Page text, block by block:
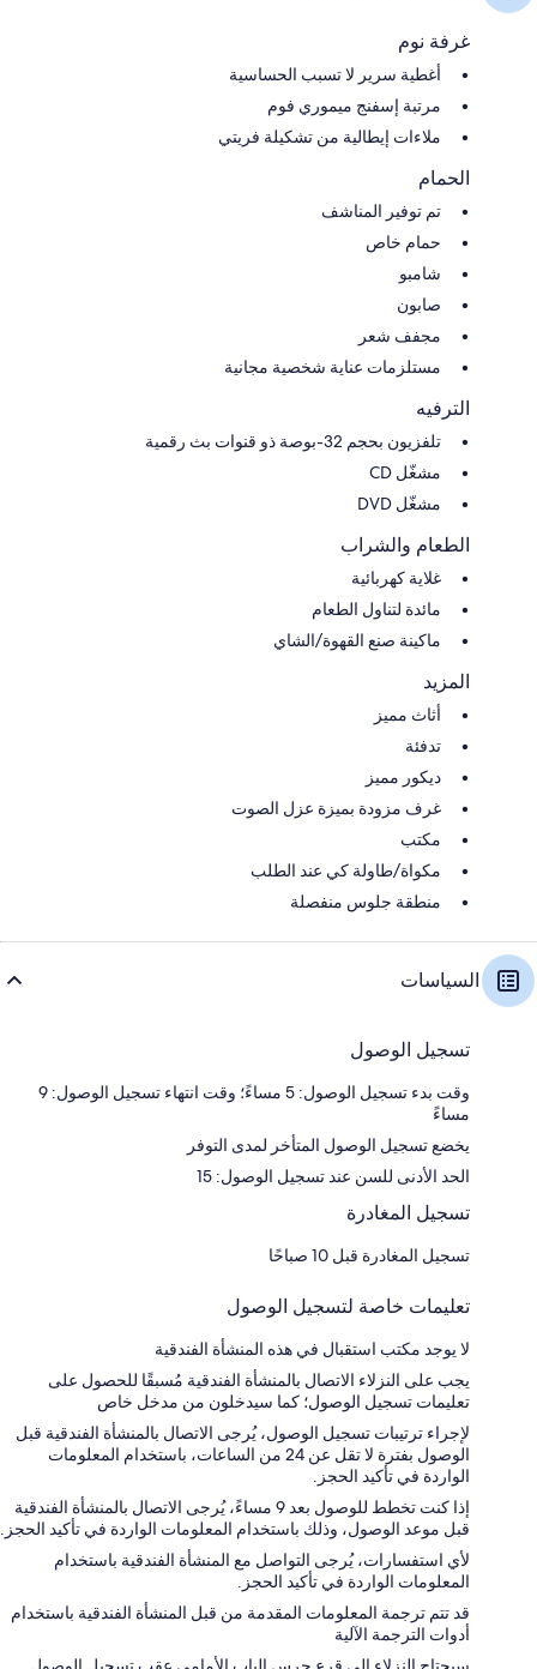
غرفة نوم
أغطية سرير لا تسبب الحساسية
مرتبة إسفنج ميموري فوم
ملاءات إيطالية من تشكيلة فريتي
الحمام
تم توفير المناشف
حمام خاص
شامبو
صابون
مجفف شعر
مستلزمات عناية شخصية مجانية
الترفيه
تلفزيون بحجم 32-بوصة ذو قنوات بث رقمية
مشغّل CD
مشغّل DVD
الطعام والشراب
غلاية كهربائية
مائدة لتناول الطعام
ماكينة صنع القهوة/الشاي
المزيد
أثاث مميز
تدفئة
ديكور مميز
غرف مزودة بميزة عزل الصوت
مكتب
مكواة/طاولة كي عند الطلب
منطقة جلوس منفصلة
السياسات
تسجيل الوصول
وقت بدء تسجيل الوصول: 5 مساءً؛ وقت انتهاء تسجيل الوصول: 9
مساءً
يخضع تسجيل الوصول المتأخر لمدى التوفر
الحد الأدنى للسن عند تسجيل الوصول: 15
تسجيل المغادرة
تسجيل المغادرة قبل 10 صباحًا
تعليمات خاصة لتسجيل الوصول
لا يوجد مكتب استقبال في هذه المنشأة الفندقية
يجب على النزلاء الاتصال بالمنشأة الفندقية مُسبقًا للحصول على
تعليمات تسجيل الوصول؛ كما سيدخلون من مدخل خاص
لإجراء ترتيبات تسجيل الوصول، يُرجى الاتصال بالمنشأة الفندقية قبل
الوصول بفترة لا تقل عن 24 من الساعات، باستخدام المعلومات
الواردة في تأكيد الحجز.
إذا كنت تخطط للوصول بعد 9 مساءً، يُرجى الاتصال بالمنشأة الفندقية
قبل موعد الوصول، وذلك باستخدام المعلومات الواردة في تأكيد الحجز.
لأي استفسارات، يُرجى التواصل مع المنشأة الفندقية باستخدام
المعلومات الواردة في تأكيد الحجز.
قد تتم ترجمة المعلومات المقدمة من قبل المنشأة الفندقية باستخدام
أدوات الترجمة الآلية